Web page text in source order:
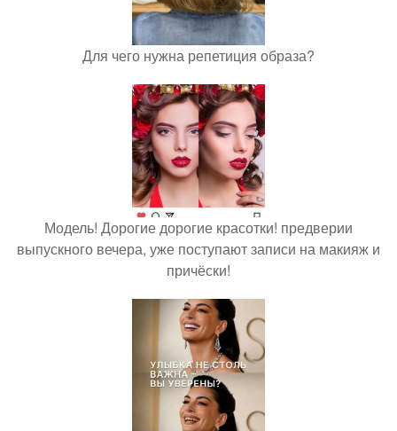
Для чего нужна репетиция образа?
Модель! Дорогие дорогие красотки! предверии
выпускного вечера, уже поступают записи на макияж и
причёски!